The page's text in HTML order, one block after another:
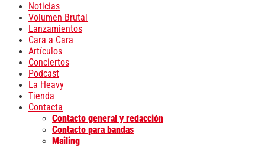
Noticias
Volumen Brutal
Lanzamientos
Cara a Cara
Artículos
Conciertos
Podcast
La Heavy
Tienda
Contacta
Contacto general y redacción
Contacto para bandas
Mailing